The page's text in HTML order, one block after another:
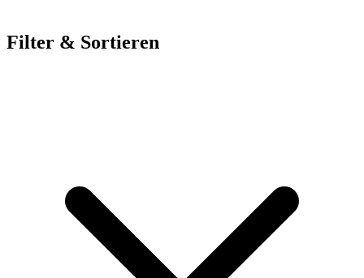
Filter & Sortieren